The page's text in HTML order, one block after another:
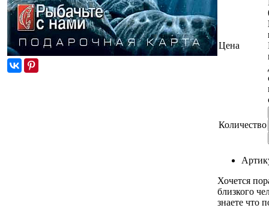
Цена
Количество
Хочется
близкого
знаете что